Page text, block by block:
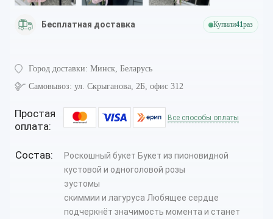
Бесплатная доставка Купили41раз
Город доставки: Минск, Беларусь
Самовывоз: ул. Скрыганова, 2Б, офис 312
Простая
оплата:
Все способы оплаты
Состав:
Роскошный букет Букет из пионовидной
кустовой и одноголовой розы
эустомы
скиммии и лагуруса Любящее сердце
подчеркнёт значимость момента и станет